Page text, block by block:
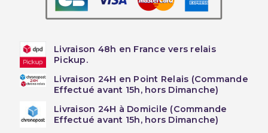
Livraison 48h en France vers relais
Pickup.
Livraison 24H en Point Relais (Commande
Effectué avant 15h, hors Dimanche)
Livraison 24H à Domicile (Commande
Effectué avant 15h, hors Dimanche)